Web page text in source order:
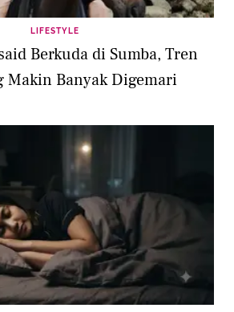
LIFESTYLE
Berkuda di Sumba, Tren
Makin Banyak Digemari